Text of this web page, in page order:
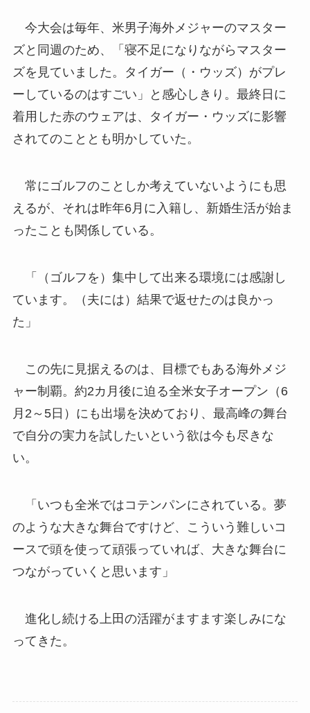
今大会は毎年、米男子海外メジャーのマスター
ズと同週のため、「寝不足になりながらマスター
ズを見ていました。タイガー（・ウッズ）がプレ
ーしているのはすごい」と感心しきり。最終日に
着用した赤のウェアは、タイガー・ウッズに影響
されてのこととも明かしていた。
常にゴルフのことしか考えていないようにも思
えるが、それは昨年6月に入籍し、新婚生活が始ま
ったことも関係している。
「（ゴルフを）集中して出来る環境には感謝し
ています。（夫には）結果で返せたのは良かっ
た」
この先に見据えるのは、目標でもある海外メジ
ャー制覇。約2カ月後に迫る全米女子オープン（6
月2～5日）にも出場を決めており、最高峰の舞台
で自分の実力を試したいという欲は今も尽きな
い。
「いつも全米ではコテンパンにされている。夢
のような大きな舞台ですけど、こういう難しいコ
ースで頭を使って頑張っていれば、大きな舞台に
つながっていくと思います」
進化し続ける上田の活躍がますます楽しみにな
ってきた。